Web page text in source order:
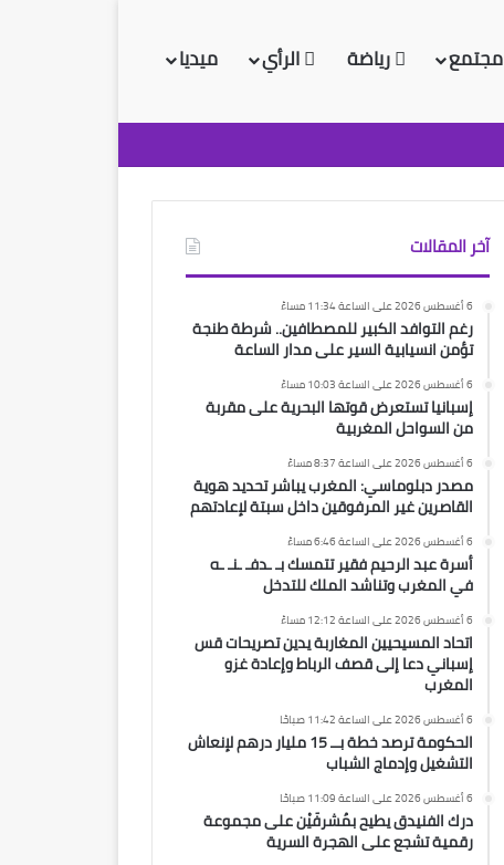
مجتمع رياضة الرأي ميديا
آخر المقالات
6 أغسطس 2026 على الساعة 11:34 مساءً
رغم التوافد الكبير للمصطافين.. شرطة طنجة
تؤمن انسيابية السير على مدار الساعة
6 أغسطس 2026 على الساعة 10:03 مساءً
إسبانيا تستعرض قوتها البحرية على مقربة
من السواحل المغربية
6 أغسطس 2026 على الساعة 8:37 مساءً
مصدر دبلوماسي: المغرب يباشر تحديد هوية
القاصرين غير المرفوقين داخل سبتة لإعادتهم
6 أغسطس 2026 على الساعة 6:46 مساءً
أسرة عبد الرحيم فقير تتمسك بـ ـدفـ ـنـ ـه
في المغرب وتناشد الملك للتدخل
6 أغسطس 2026 على الساعة 12:12 مساءً
اتحاد المسيحيين المغاربة يدين تصريحات قس
إسباني دعا إلى قصف الرباط وإعادة غزو
المغرب
6 أغسطس 2026 على الساعة 11:42 صباحًا
الحكومة ترصد خطة بــ 15 مليار درهم لإنعاش
التشغيل وإدماج الشباب
6 أغسطس 2026 على الساعة 11:09 صباحًا
درك الفنيدق يطيح بمُشرفَيْن على مجموعة
رقمية تشجع على الهجرة السرية